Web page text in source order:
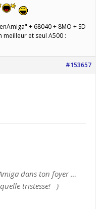
+ 68040 + 8MO + SD
meilleur et seul A500 :
#153657
dans ton foyer …
tristesse! )